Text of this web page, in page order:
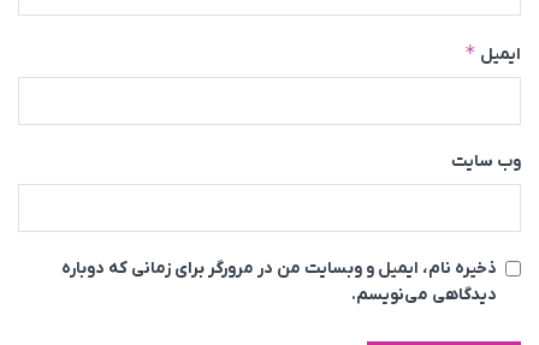
ایمیل *
وب‌ سایت
ذخیره نام، ایمیل و وبسایت من در مرورگر برای زمانی که دوباره
دیدگاهی می‌نویسم.